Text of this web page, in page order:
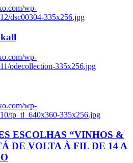
wp-
dsc00304-335x256.jpg
wp-
odecollection-335x256.jpg
wp-
tp_tl_640x360-335x256.jpg
ESCOLHAS “VINHOS &
DE VOLTA À FIL DE 14 A